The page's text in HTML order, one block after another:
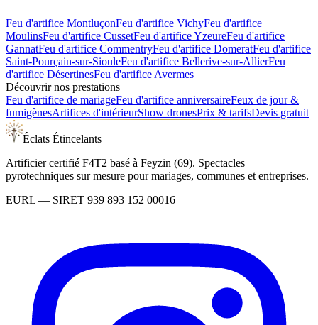
Feu d'artifice MontluçonFeu d'artifice VichyFeu d'artifice
MoulinsFeu d'artifice CussetFeu d'artificeYzeureFeu d'artifice
GannatFeu d'artifice CommentryFeu d'artifice DomeratFeu d'artifice
Saint-Pourçain-sur-SiouleFeu d'artifice Bellerive-sur-AllierFeu
d'artifice DésertinesFeu d'artifice Avermes
Découvrir nos prestations
Feu d'artifice de mariageFeu d'artifice anniversaireFeux de jour &
fumigènesArtifices d'intérieurShow dronesPrix & tarifsDevis gratuit
Éclats Étincelants
Artificier certifié F4T2 basé à Feyzin (69). Spectacles
pyrotechniques sur mesure pour mariages, communes et entreprises.
EURL — SIRET 939 893 152 00016